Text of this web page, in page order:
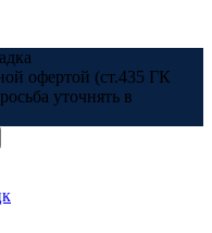
офертой (ст.435 ГК
уточнять в